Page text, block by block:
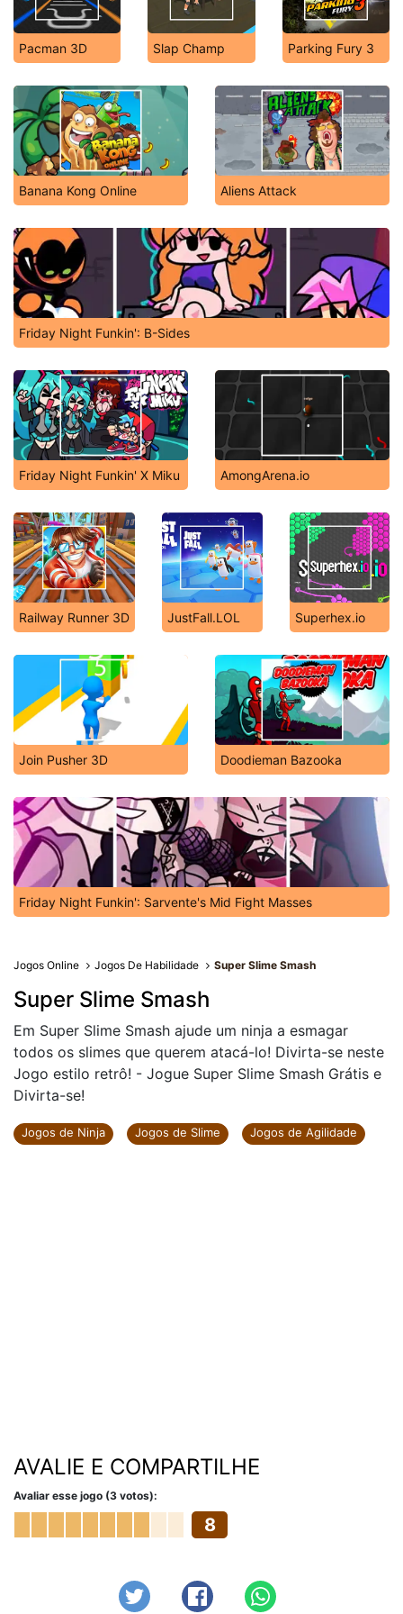
Pacman 3D Slap Champ Parking Fury 3
Banana Kong Online Aliens Attack
Friday Night Funkin': B-Sides
Friday Night Funkin' X Miku AmongArena.io
Railway Runner 3D JustFall.LOL Superhex.io
Join Pusher 3D Doodieman Bazooka
Friday Night Funkin': Sarvente's Mid Fight Masses
Jogos Online Jogos De Habilidade Super Slime Smash
Super Slime Smash
Em Super Slime Smash ajude um ninja a esmagar
todos os slimes que querem atacá-lo! Divirta-se neste
Jogo estilo retrô! - Jogue Super Slime Smash Grátis e
Divirta-se!
Jogos de Ninja Jogos de Slime Jogos de Agilidade
AVALIE E COMPARTILHE
Avaliar esse jogo (3 votos):
8